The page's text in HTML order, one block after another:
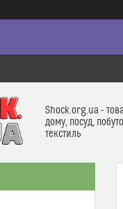
Shock.org.ua -
дому, посуд,
текстиль